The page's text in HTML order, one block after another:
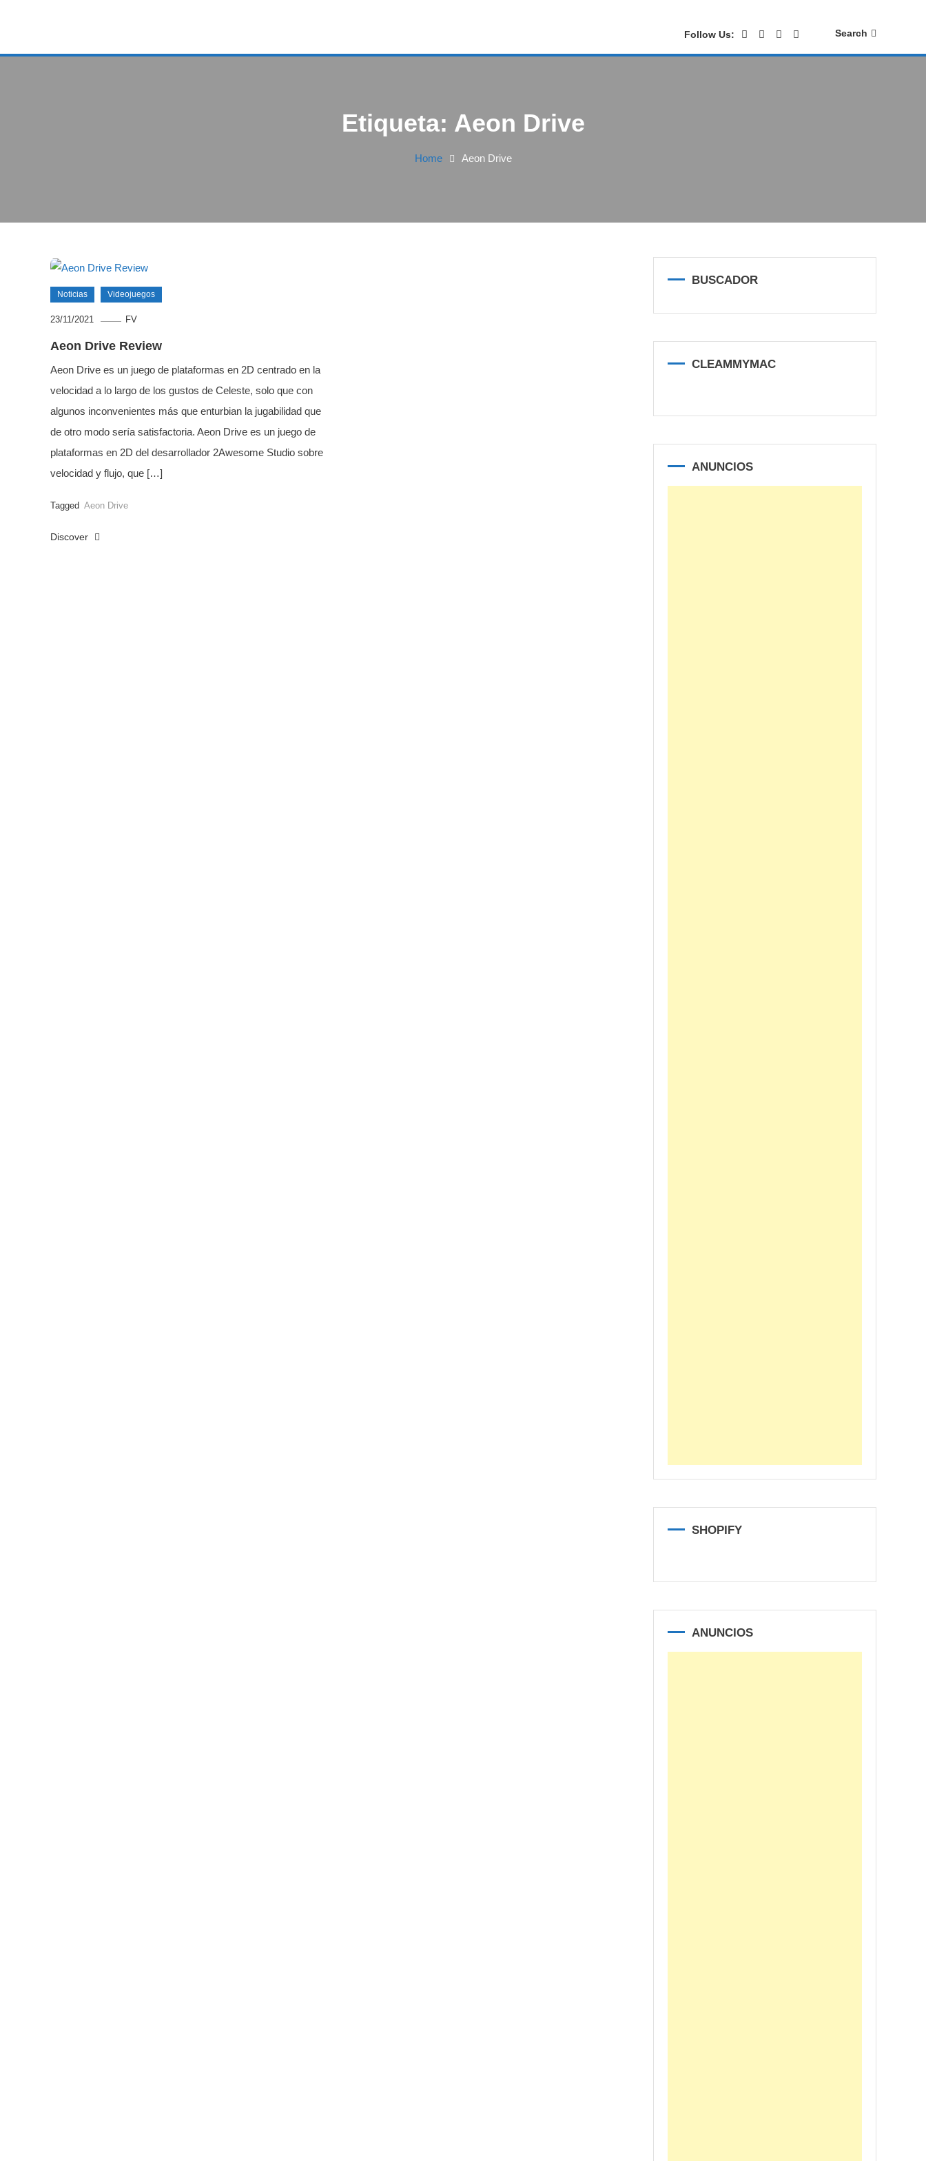
Follow Us: Search
Etiqueta: Aeon Drive
Home Aeon Drive
Noticias Videojuegos
23/11/2021 FV
Aeon Drive Review
Aeon Drive es un juego de plataformas en 2D centrado en la
velocidad a lo largo de los gustos de Celeste, solo que con
algunos inconvenientes más que enturbian la jugabilidad que
de otro modo sería satisfactoria. Aeon Drive es un juego de
plataformas en 2D del desarrollador 2Awesome Studio sobre
velocidad y flujo, que […]
Tagged Aeon Drive
Discover
BUSCADOR
CLEAMMYMAC
ANUNCIOS
SHOPIFY
ANUNCIOS